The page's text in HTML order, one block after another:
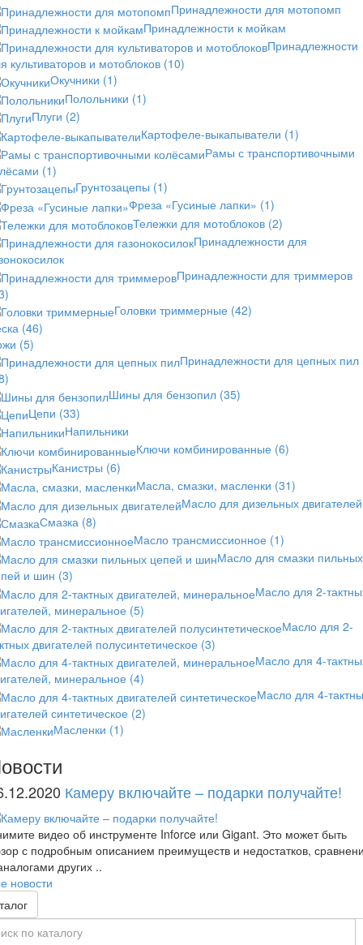
Принадлежности для мотопомп
Принадлежности к мойкам
Принадлежности
культиваторов и мотоблоков (10)
Окучники (1)
Полольники (1)
Плуги (2)
Картофеле-выкапыватели (1)
Рамы с транспортивочными
(1)
Грунтозацепы (1)
Фреза «Гусиные лапки» (1)
Тележки для мотоблоков (2)
Принадлежности для
Принадлежности для триммеров
Головки триммерные (42)
(46)
(5)
Принадлежности для цепных пил
Шины для бензопил (35)
Цепи (33)
Напильники
Ключи комбинированные (6)
Канистры (6)
Масла, смазки, масленки (31)
Масло для дизельных двигателей
Смазка (8)
Масло трансмиссионное (1)
Масло для смазки пильных
и шин (3)
Масло для 2-
минеральное (5)
Масло для 2-
двигателей полусинтетическое (3)
Масло для 4-
минеральное (4)
Масло для 4-
синтетическое (2)
Масленки (1)
Камеру включайте – подарки получайте!
видео об инструменте Inforce или Gigant. Это может быть
с подробным описанием преимуществ и недостатков,
других ..
новости